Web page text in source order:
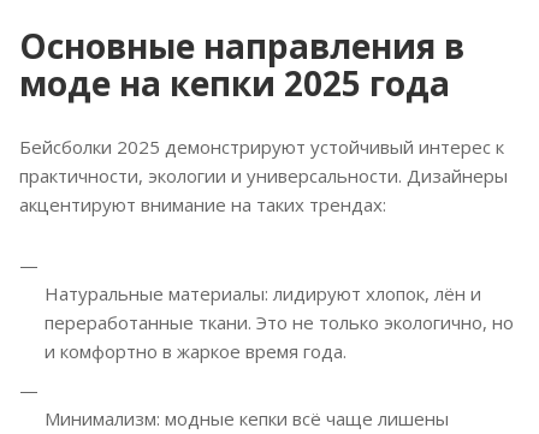
Основные направления в
моде на кепки 2025 года
Бейсболки 2025 демонстрируют устойчивый интерес к
практичности, экологии и универсальности. Дизайнеры
акцентируют внимание на таких трендах:
Натуральные материалы: лидируют хлопок, лён и
переработанные ткани. Это не только экологично, но
и комфортно в жаркое время года.
Минимализм: модные кепки всё чаще лишены